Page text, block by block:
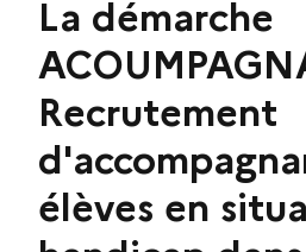
La démarche
Recrutement
élèves en